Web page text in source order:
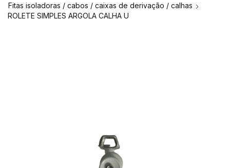
Fitas isoladoras / cabos / caixas de derivação / calhas
ROLETE SIMPLES ARGOLA CALHA U